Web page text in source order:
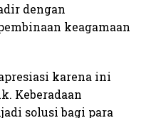
dengan
keagamaan
karena ini
Keberadaan
solusi bagi para